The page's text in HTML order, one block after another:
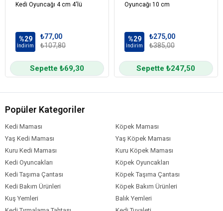
Kedi Oyuncağı 4 cm 4'lü
%29
İndirim
₺77,00
₺107,80
Sepette ₺69,30
Oyuncağı 10 cm
%29
İndirim
₺275,00
₺385,00
Sepette ₺247,50
Popüler Kategoriler
Kedi Maması
Köpek Maması
Yaş Kedi Maması
Yaş Köpek Maması
Kuru Kedi Maması
Kuru Köpek Maması
Kedi Oyuncakları
Köpek Oyuncakları
Kedi Taşıma Çantası
Köpek Taşıma Çantası
Kedi Bakım Ürünleri
Köpek Bakım Ürünleri
Kuş Yemleri
Balık Yemleri